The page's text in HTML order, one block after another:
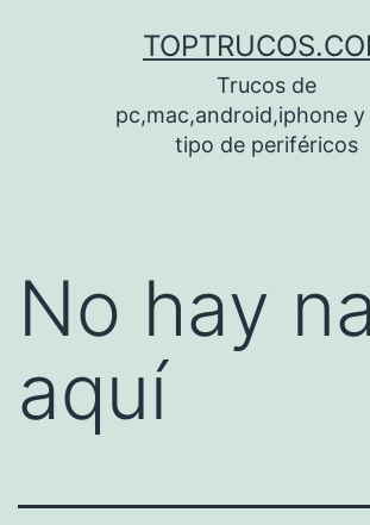
Trucos de
pc,mac,android,iphone
tipo de periféricos
No hay
aquí